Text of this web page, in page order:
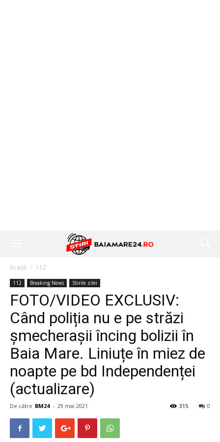
Acasă 112
112 Breaking News Stirile zilei
FOTO/VIDEO EXCLUSIV:
Când poliția nu e pe străzi
șmecherașii încing bolizii în
Baia Mare. Liniuțe în miez de
noapte pe bd Independenței
(actualizare)
De către BM24 - 29 mai 2021 0
315